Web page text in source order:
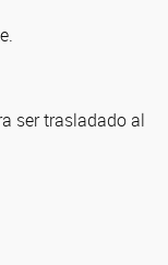
ser trasladado al